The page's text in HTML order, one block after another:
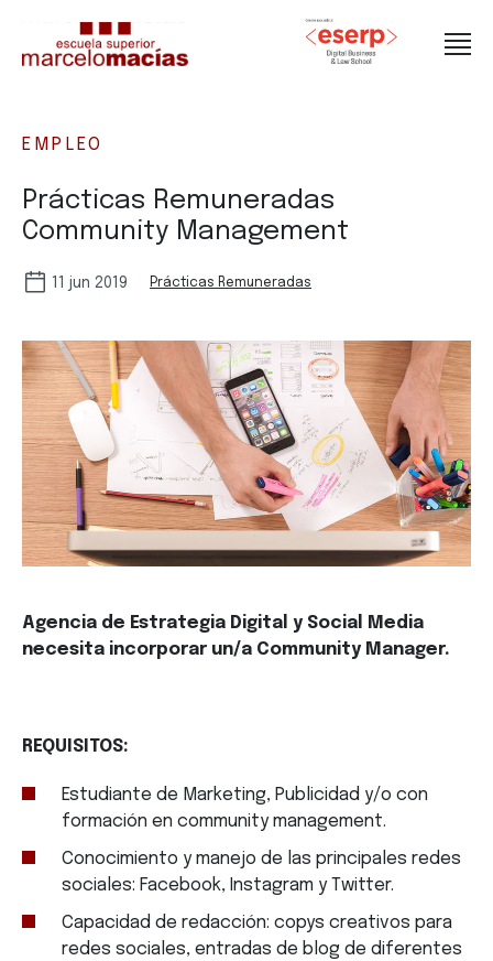
EMPLEO
Prácticas Remuneradas
Community Management
11 jun 2019 Prácticas Remuneradas
Agencia de Estrategia Digital y Social Media
necesita incorporar un/a Community Manager.
REQUISITOS:
Estudiante de Marketing, Publicidad y/o con
formación en community management.
Conocimiento y manejo de las principales redes
sociales: Facebook, Instagram y Twitter.
Capacidad de redacción: copys creativos para
redes sociales, entradas de blog de diferentes